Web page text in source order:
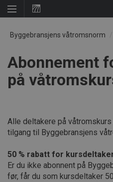
Byggebransjens våtromsnorm
Abonnement
på
Alle deltakere på
tilgang til Byggebransjens
50 % rabatt for
Er du ikke abonnent på
før, får du som kursdeltaker